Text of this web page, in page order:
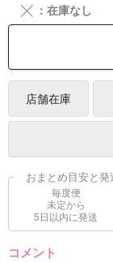
╳ ：在庫なし
店舗在庫
おまとめ目安と発
毎度便
未定から
5日以内に発送
コメント